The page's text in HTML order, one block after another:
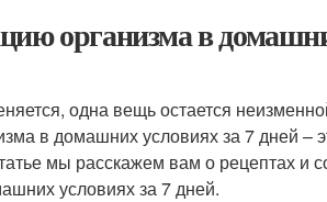
организма в
одна вещь остается
в домашних условиях за 7 дней
мы расскажем вам о рецептах и
условиях за 7 дней.